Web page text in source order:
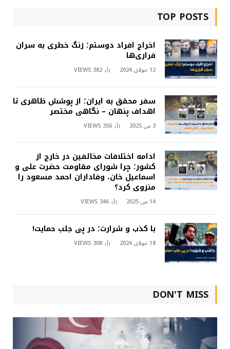
TOP POSTS
اخراج افراد دوستم؛ زنگ خطری به سران
فراری‌ها
12 جولای 2024 382
VIEWS
سفر محقق به ایران؛ از پوشش ظاهری تا
اهداف پنهان – نگاهی مختصر
3 می 2025 356
VIEWS
ادامه اختلافات مخالفین در خارج از
کشور؛ چرا شورای مقاومت حضرت علی و
اسماعیل خان، وفاداران احمد مسعود را
منزوی کرد؟
14 می 2025 346
VIEWS
با کذب و شرارت؛ در پی جلب حمایت!
18 جولای 2024 308
VIEWS
DON'T MISS